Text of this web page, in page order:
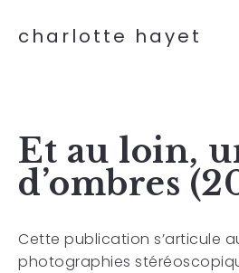
charlotte hayet
Et au loin,
d’ombres
Cette publication s’articule
photographies